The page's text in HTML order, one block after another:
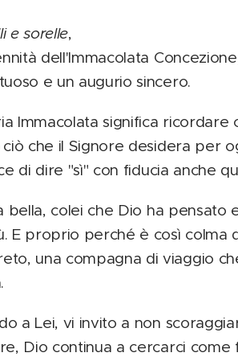
e sorelle,
dell'Immacolata
e un augurio sincero.
Immacolata significa
ciò che il Signore desidera per
di dire "sì" con fiducia anche
bella, colei che Dio ha
E proprio perché è così
una compagna di viaggio
a Lei, vi invito a non
Dio continua a cercarci